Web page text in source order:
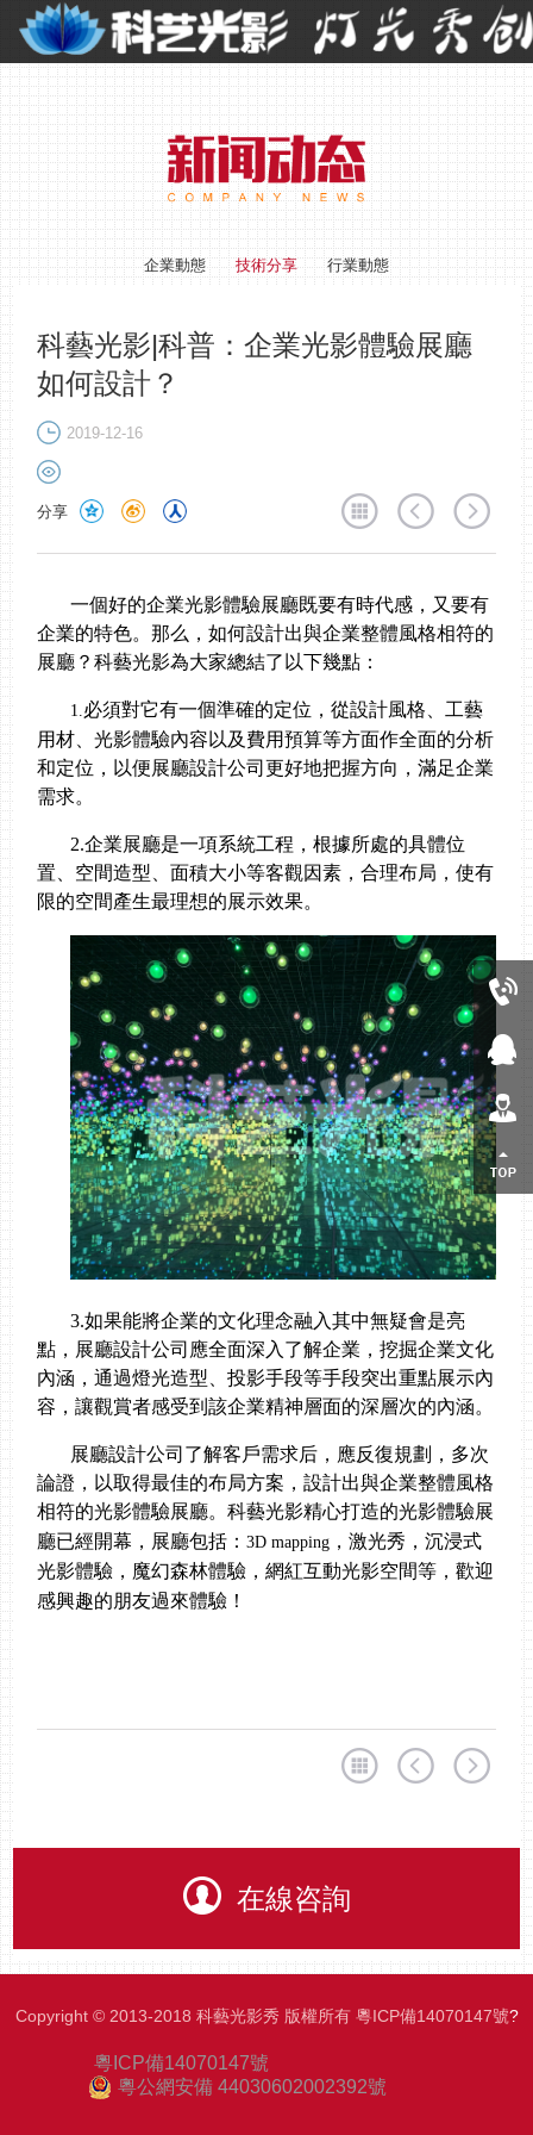
13480697553
在線客服
售后客服
返回頂部
企業動態 技術分享 行業動態
科藝光影|科普：企業光影體驗展廳
如何設計？
2019-12-16
分享
一個好的企業光影體驗展廳既要有時代感，又要有
企業的特色。那么，如何設計出與企業整體風格相符的
展廳？科藝光影為大家總結了以下幾點：
1.必須對它有一個準確的定位，從設計風格、工藝
用材、光影體驗內容以及費用預算等方面作全面的分析
和定位，以便展廳設計公司更好地把握方向，滿足企業
需求。
2.企業展廳是一項系統工程，根據所處的具體位
置、空間造型、面積大小等客觀因素，合理布局，使有
限的空間產生最理想的展示效果。
3.如果能將企業的文化理念融入其中無疑會是亮
點，展廳設計公司應全面深入了解企業，挖掘企業文化
內涵 ，通過燈光造型、投影手段等手段突出重點展示內
容 ，讓觀賞者感受到該企業精神層面的深層次的內涵。
展廳設計公司了解客戶需求后，應反復規劃，多次
論證，以取得最佳的布局方案，設計出與企業整體風格
相符的光影體驗展廳。科藝光影精心打造的光影體驗展
廳已經開幕，展廳包括：3D mapping ，激光秀，沉浸式
光影體驗，魔幻森林體驗，網紅互動光影空間等，歡迎
感興趣的朋友過來體驗！
在線咨詢
Copyright © 2013-2018 科藝光影秀 版權所有 粵ICP備14070147號?
粵ICP備14070147號
粵公網安備 44030602002392號